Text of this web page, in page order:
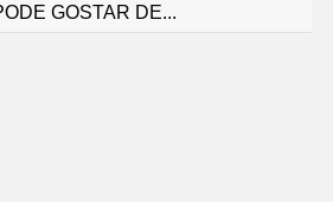
GOSTAR DE...